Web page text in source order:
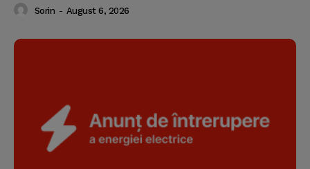
Sorin - August 6, 2026